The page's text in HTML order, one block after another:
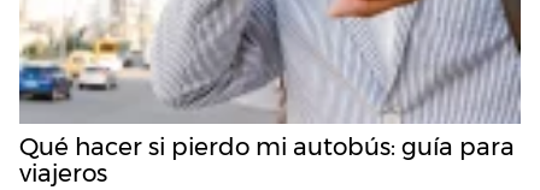
Qué hacer si pierdo mi autobús: guía para
viajeros